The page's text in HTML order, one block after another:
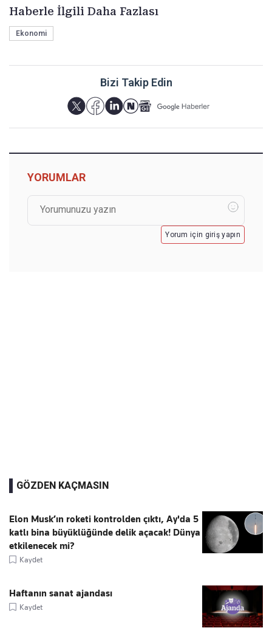
Haberle İlgili Daha Fazlası
Ekonomi
Bizi Takip Edin
YORUMLAR
Yorum için giriş yapın
GÖZDEN KAÇMASIN
Elon Musk’ın roketi kontrolden çıktı, Ay'da 5
katlı bina büyüklüğünde delik açacak! Dünya
etkilenecek mi?
Kaydet
Haftanın sanat ajandası
Kaydet